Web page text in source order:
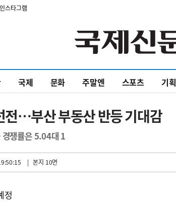
인스타그램
국제 문화 주말엔 스포츠 기획
전…부산 부동산 반등 기대감
쟁률은 5.04대 1
| 본지 10면
정